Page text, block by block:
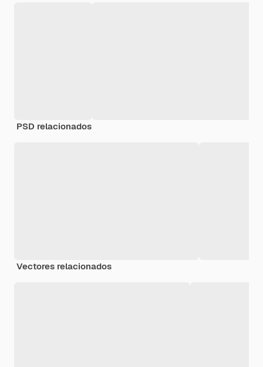
PSD relacionados
Vectores relacionados